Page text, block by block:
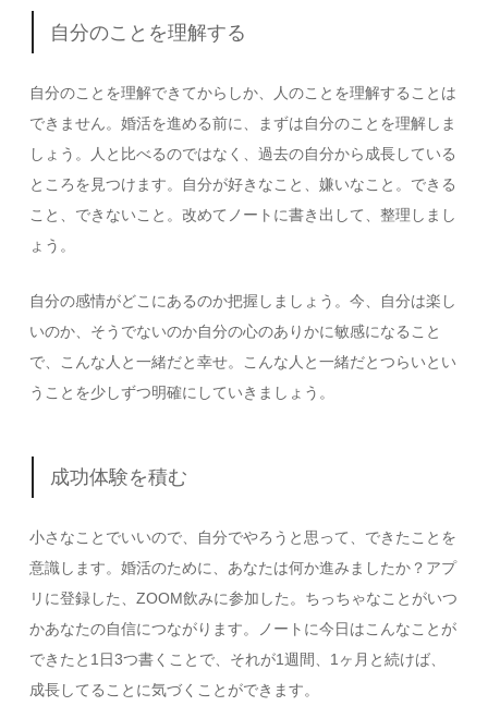
自分のことを理解する
自分のことを理解できてからしか、人のことを理解することは
できません。婚活を進める前に、まずは自分のことを理解しま
しょう。人と比べるのではなく、過去の自分から成長している
ところを見つけます。自分が好きなこと、嫌いなこと。できる
こと、できないこと。改めてノートに書き出して、整理しまし
ょう。
自分の感情がどこにあるのか把握しましょう。今、自分は楽し
いのか、そうでないのか自分の心のありかに敏感になること
で、こんな人と一緒だと幸せ。こんな人と一緒だとつらいとい
うことを少しずつ明確にしていきましょう。
成功体験を積む
小さなことでいいので、自分でやろうと思って、できたことを
意識します。婚活のために、あなたは何か進みましたか？アプ
リに登録した、ZOOM飲みに参加した。ちっちゃなことがいつ
かあなたの自信につながります。ノートに今日はこんなことが
できたと1日3つ書くことで、それが1週間、1ヶ月と続けば、
成長してることに気づくことができます。